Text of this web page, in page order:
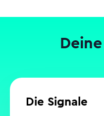
Die Signale